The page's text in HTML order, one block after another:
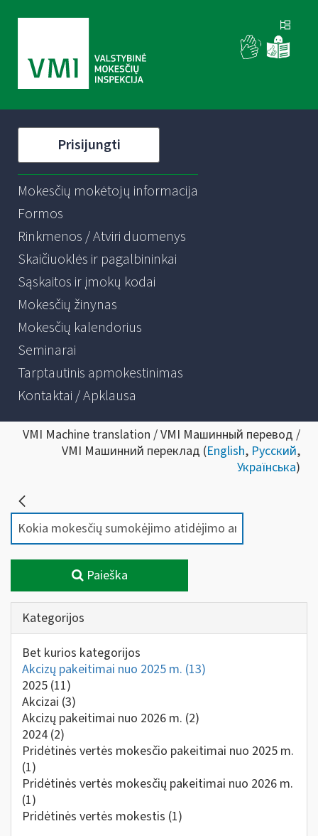
Prisijungti
Mokesčių mokėtojų informacija
Formos
Rinkmenos / Atviri duomenys
Skaičiuoklės ir pagalbininkai
Sąskaitos ir įmokų kodai
Mokesčių žinynas
Mokesčių kalendorius
Seminarai
Tarptautinis apmokestinimas
Kontaktai / Apklausa
VMI Machine translation / VMI Машинный перевод /
VMI Машинний переклад (English, Русский,
Українська)
Paieška
Kategorijos
Bet kurios kategorijos
Akcizų pakeitimai nuo 2025 m. (13)
2025 (11)
Akcizai (3)
Akcizų pakeitimai nuo 2026 m. (2)
2024 (2)
Pridėtinės vertės mokesčio pakeitimai nuo 2025 m.
(1)
Pridėtinės vertės mokesčių pakeitimai nuo 2026 m.
(1)
Pridėtinės vertės mokestis (1)